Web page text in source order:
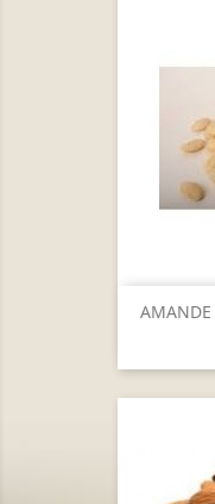
AMANDE